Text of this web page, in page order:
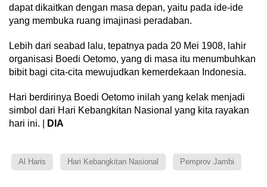
dapat dikaitkan dengan masa depan, yaitu pada ide-ide
yang membuka ruang imajinasi peradaban.
Lebih dari seabad lalu, tepatnya pada 20 Mei 1908, lahir
organisasi Boedi Oetomo, yang di masa itu menumbuhkan
bibit bagi cita-cita mewujudkan kemerdekaan Indonesia.
Hari berdirinya Boedi Oetomo inilah yang kelak menjadi
simbol dari Hari Kebangkitan Nasional yang kita rayakan
hari ini. |
DIA
Al Haris Hari Kebangkitan Nasional Pemprov Jambi